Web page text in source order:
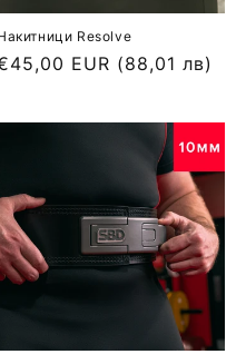
Resolve
EUR (88,01 лв)